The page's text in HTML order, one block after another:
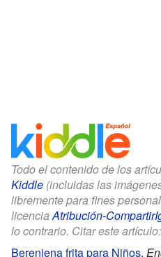
Todo el contenido de los
Kiddle (incluidas las
libremente para fines
licenciaAtribución-
lo contrario. Citar este artículo:
Berenjena frita para Niños.